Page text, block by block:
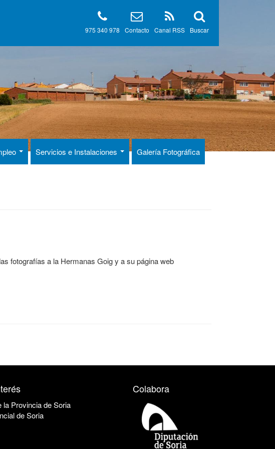
Buscar
Canal RSS
Contacto
975 340 978
Servicios e Instalaciones Galería Fotográfica
fotografías a la Hermanas Goig y a su página web
la Provincia de Soria
de Soria
Colabora